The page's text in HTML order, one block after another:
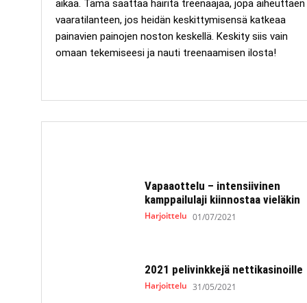
aikaa. Tämä saattaa häiritä treenaajaa, jopa aiheuttaen
vaaratilanteen, jos heidän keskittymisensä katkeaa
painavien painojen noston keskellä. Keskity siis vain
omaan tekemiseesi ja nauti treenaamisen ilosta!
Vapaaottelu – intensiivinen
kamppailulaji kiinnostaa vieläkin
Harjoittelu 01/07/2021
2021 pelivinkkejä nettikasinoille
Harjoittelu 31/05/2021